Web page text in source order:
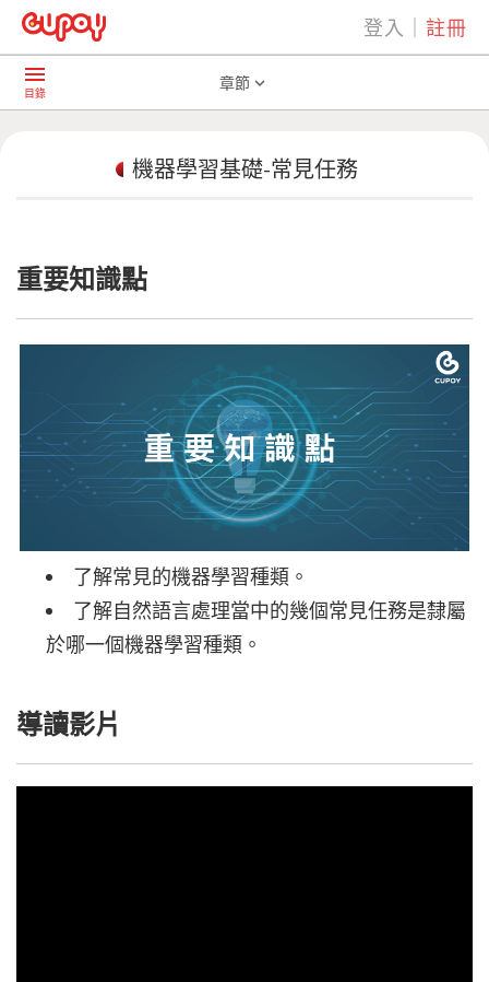
登入 ｜註冊
AI共學社群play_arrow
menu
目錄
章節 expand_more
機器學習基礎-常見任務
重要知識點
了解常見的機器學習種類。
了解自然語言處理當中的幾個常見任務是隸屬
於哪一個機器學習種類。
導讀影片